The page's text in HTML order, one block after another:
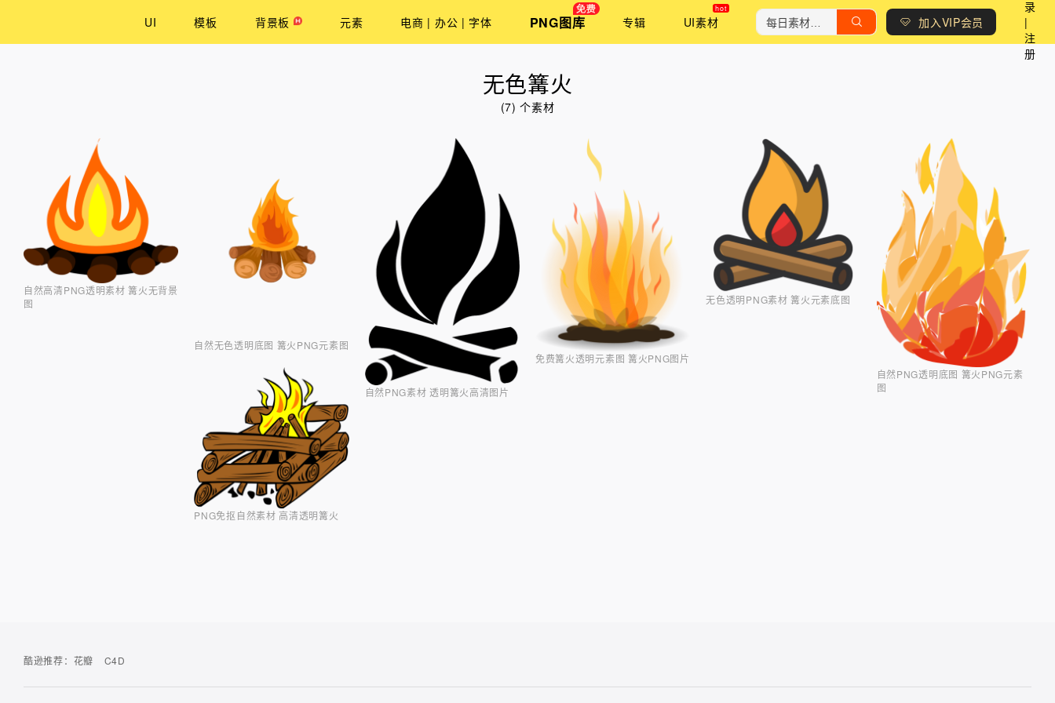
UI 模板 背景板 元素 电商 | 办公 | 字体 PNG图库 专辑 UI素材 加入VIP会员
录
|
注
册
无色篝火
(7) 个素材
自然高清PNG透明素材 篝火无背景
图
自然无色透明底图 篝火PNG元素图
PNG免抠自然素材 高清透明篝火
自然PNG素材 透明篝火高清图片
免费篝火透明元素图 篝火PNG图片
无色透明PNG素材 篝火元素底图
自然PNG透明底图 篝火PNG元素
图
酷逊推荐： 花瓣 C4D